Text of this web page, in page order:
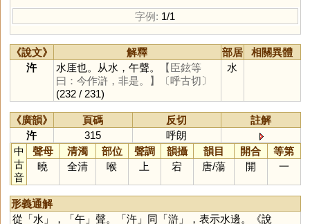
字例: 1/1
《說文》 解釋 部居
相關異體
汻
水厓也。从水，午聲。
【臣鉉等
曰：今作滸，非是。】
〔呼古切〕
(232 / 231)
水
《廣韻》 頁碼 反切
註解
汻
315
呼朗
中
古
音
聲母 清濁 部位 聲調 韻攝 韻目 開合
等第
曉
全清 喉 上 宕 唐/蕩 開 一
形義通解
從「水」，「午」聲。「汻」同「滸」，表示水邊。《說